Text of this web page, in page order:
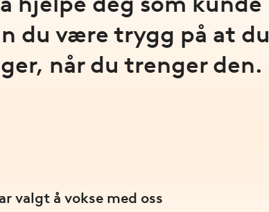
du være trygg på at du
når du trenger den.
valgt å vokse med oss